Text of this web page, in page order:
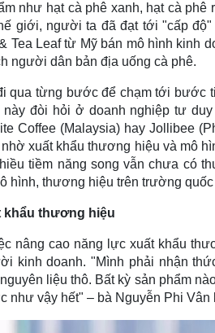
như hạt cà phê xanh, hạt cà phê
giới, người ta đã đạt tới "cấp
Tea Leaf từ Mỹ bán mô hình kinh
người dân bản địa uống cà phê.
qua từng bước để chạm tới bước
đòi hỏi ở doanh nghiệp tư
Coffee (Malaysia) hay Jollibee
xuất khẩu thương hiệu và mô
tiềm năng song vẫn chưa có
hình, thương hiệu trên trường quốc
khẩu thương hiệu
nâng cao năng lực xuất khẩu
kinh doanh. "Mình phải nhận
liệu thô. Bất kỳ sản phẩm
như vậy hết" – bà Nguyễn Phi Vân